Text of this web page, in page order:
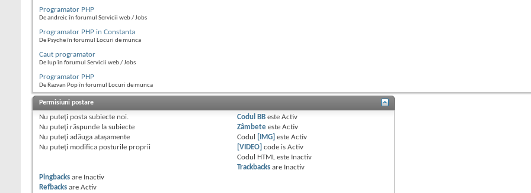
Programator PHP
De andreic în forumul Servicii web / Jobs
Programator PHP in Constanta
De Psyche în forumul Locuri de munca
Caut programator
De lup în forumul Servicii web / Jobs
Programator PHP
De Razvan Pop în forumul Locuri de munca
Permisiuni postare
Nu puteţi posta subiecte noi.
Nu puteţi răspunde la subiecte
Nu puteţi adăuga ataşamente
Nu puteţi modifica posturile proprii
Codul BB esteActiv
Zâmbete esteActiv
Codul
[IMG] esteActiv
[VIDEO] code isActiv
Codul HTML este Inactiv
Trackbacks are Inactiv
Pingbacks are Inactiv
Refbacks are Activ